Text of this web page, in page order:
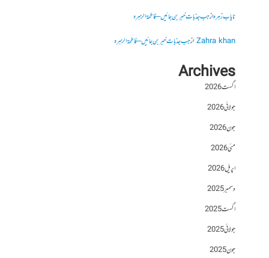
نایاب زہرہازجب جذبات خبر بن جائیں – فاطمۃالزہرہ
Zahra khanازجب جذبات خبر بن جائیں – فاطمۃالزہرہ
Archives
اگست 2026
جولائی 2026
جون 2026
مئی 2026
اپریل 2026
دسمبر 2025
اگست 2025
جولائی 2025
جون 2025